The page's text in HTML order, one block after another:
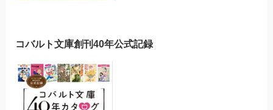
コバルト文庫創刊40年公式記録